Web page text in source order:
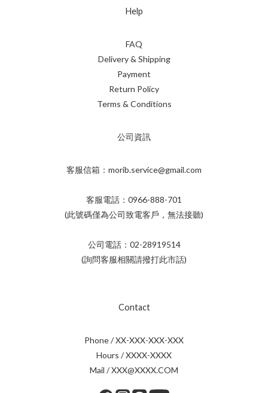
Help
FAQ
Delivery & Shipping
Payment
Return Policy
Terms & Conditions
公司資訊
客服信箱：morib.service@gmail.com
客服電話：0966-888-701
(此號碼僅為公司致電客戶，無法接聽)
公司電話：02-28919514
(詢問客服相關請撥打此市話)
Contact
Phone / XX-XXX-XXX-XXX
Hours / XXXX-XXXX
Mail / XXX@XXXX.COM